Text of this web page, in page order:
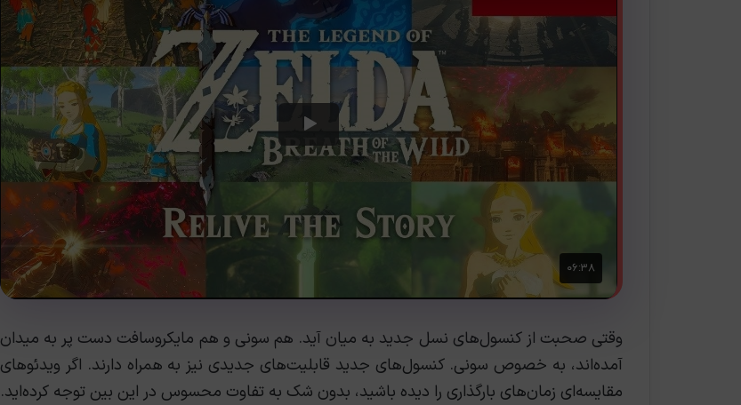
وقتی صحبت از کنسول‌های نسل جدید به میان آید. هم سونی و هم مایکروسافت دست پر به میدان
آمده‌اند، به خصوص سونی. کنسول‌های جدید قابلیت‌های جدیدی نیز به همراه دارند. اگر ویدئوهای
مقایسه‌ای زمان‌های بارگذاری را دیده باشید، بدون شک به تفاوت محسوس در این بین توجه کرده‌اید.